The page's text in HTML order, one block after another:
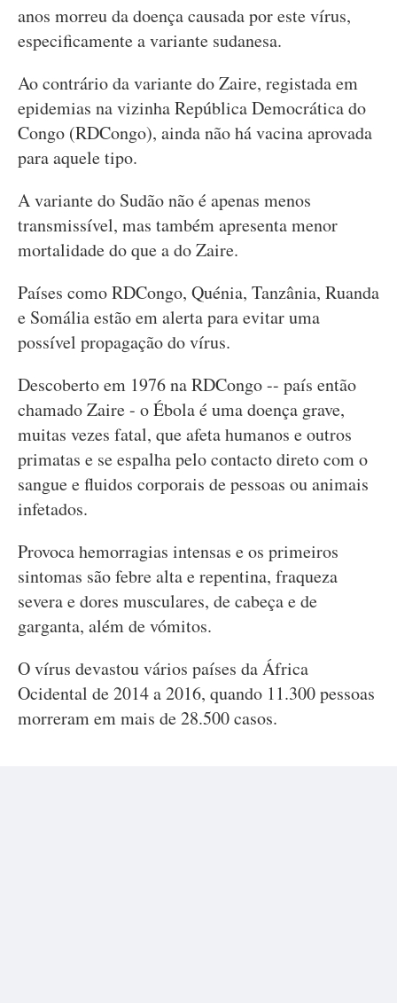
anos morreu da doença causada por este vírus,
especificamente a variante sudanesa.
Ao contrário da variante do Zaire, registada em
epidemias na vizinha República Democrática do
Congo (RDCongo), ainda não há vacina aprovada
para aquele tipo.
A variante do Sudão não é apenas menos
transmissível, mas também apresenta menor
mortalidade do que a do Zaire.
Países como RDCongo, Quénia, Tanzânia, Ruanda
e Somália estão em alerta para evitar uma
possível propagação do vírus.
Descoberto em 1976 na RDCongo -- país então
chamado Zaire - o Ébola é uma doença grave,
muitas vezes fatal, que afeta humanos e outros
primatas e se espalha pelo contacto direto com o
sangue e fluidos corporais de pessoas ou animais
infetados.
Provoca hemorragias intensas e os primeiros
sintomas são febre alta e repentina, fraqueza
severa e dores musculares, de cabeça e de
garganta, além de vómitos.
O vírus devastou vários países da África
Ocidental de 2014 a 2016, quando 11.300 pessoas
morreram em mais de 28.500 casos.